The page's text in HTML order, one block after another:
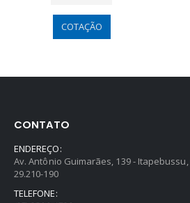
COTAÇÃO
CONTATO
ENDEREÇO:
Av. Antônio Guimarães, 139 - Itapebussu,
29.210-190
TELEFONE: